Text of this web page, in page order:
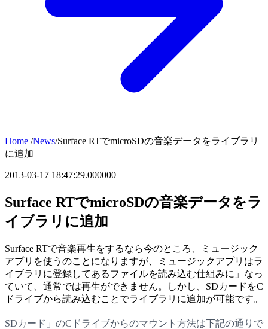
Home /News/Surface RTでmicroSDの音楽データをライブラリ
に追加
2013-03-17 18:47:29.000000
Surface RTでmicroSDの音楽データをラ
イブラリに追加
Surface RTで音楽再生をするなら今のところ、ミュージック
アプリを使うのことになりますが、ミュージックアプリはラ
イブラリに登録してあるファイルを読み込む仕組みに」なっ
ていて、通常では再生ができません。しかし、SDカードをC
ドライブから読み込むことでライブラリに追加が可能です。
SDカード」のCドライブからのマウント方法は下記の通りで